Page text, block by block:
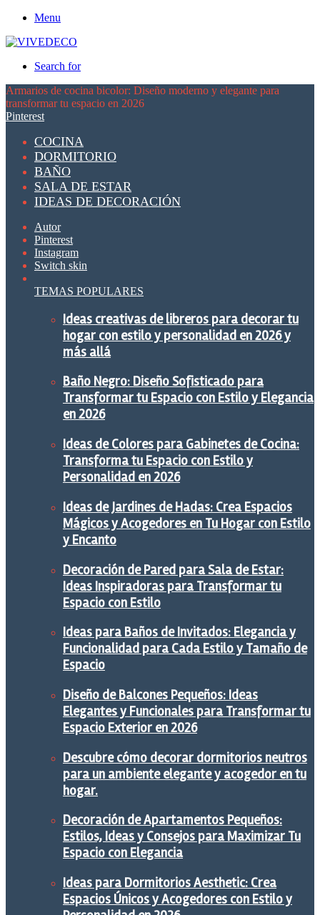
Menu
Search for
Armarios de cocina bicolor: Diseño moderno y elegante para
transformar tu espacio en 2026
Pinterest
COCINA
DORMITORIO
BAÑO
SALA DE ESTAR
IDEAS DE DECORACIÓN
Autor
Pinterest
Instagram
Switch skin
TEMAS POPULARES
Ideas creativas de libreros para decorar tu
hogar con estilo y personalidad en 2026 y
más allá
Baño Negro: Diseño Sofisticado para
Transformar tu Espacio con Estilo y Elegancia
en 2026
Ideas de Colores para Gabinetes de Cocina:
Transforma tu Espacio con Estilo y
Personalidad en 2026
Ideas de Jardines de Hadas: Crea Espacios
Mágicos y Acogedores en Tu Hogar con Estilo
y Encanto
Decoración de Pared para Sala de Estar:
Ideas Inspiradoras para Transformar tu
Espacio con Estilo
Ideas para Baños de Invitados: Elegancia y
Funcionalidad para Cada Estilo y Tamaño de
Espacio
Diseño de Balcones Pequeños: Ideas
Elegantes y Funcionales para Transformar tu
Espacio Exterior en 2026
Descubre cómo decorar dormitorios neutros
para un ambiente elegante y acogedor en tu
hogar.
Decoración de Apartamentos Pequeños:
Estilos, Ideas y Consejos para Maximizar Tu
Espacio con Elegancia
Ideas para Dormitorios Aesthetic: Crea
Espacios Únicos y Acogedores con Estilo y